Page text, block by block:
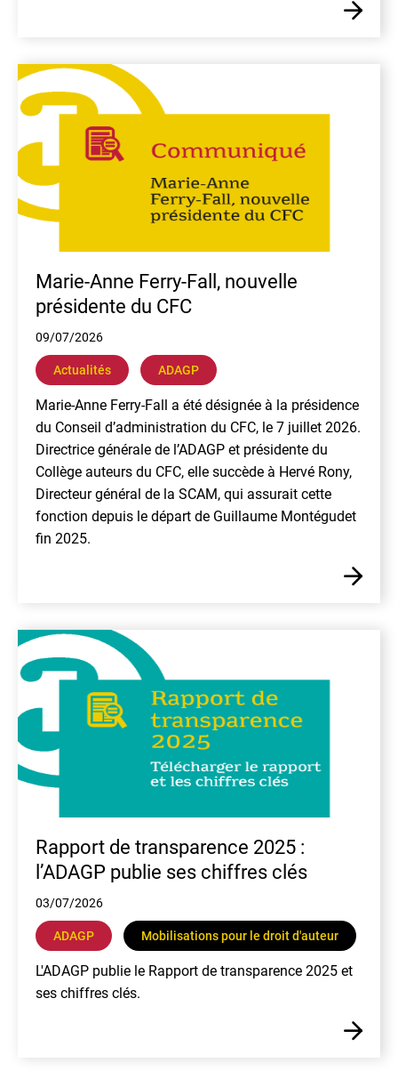
Marie-Anne Ferry-Fall, nouvelle
présidente du CFC
09/07/2026
Actualités ADAGP
Marie-Anne Ferry-Fall a été désignée à la présidence
du Conseil d’administration du CFC, le 7 juillet 2026.
Directrice générale de l’ADAGP et présidente du
Collège auteurs du CFC, elle succède à Hervé Rony,
Directeur général de la SCAM, qui assurait cette
fonction depuis le départ de Guillaume Montégudet
fin 2025.
Rapport de transparence 2025 :
l’ADAGP publie ses chiffres clés
03/07/2026
ADAGP Mobilisations pour le droit d'auteur
L'ADAGP publie le Rapport de transparence 2025 et
ses chiffres clés.